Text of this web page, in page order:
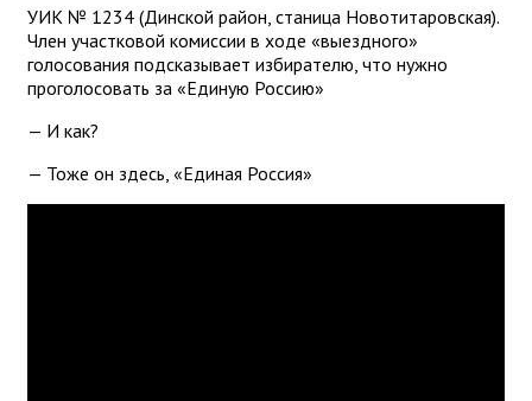
УИК № 1234 (Динской район, станица Новотитаровская).
Член участковой комиссии в ходе «выездного»
голосования подсказывает избирателю, что нужно
проголосовать за «Единую Россию»
— И как?
— Тоже он здесь, «Единая Россия»